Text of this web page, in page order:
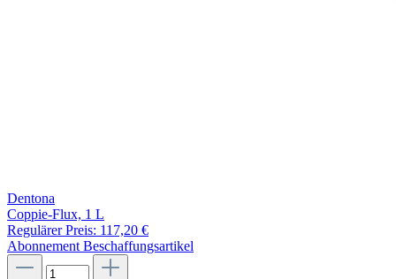
Dentona
Coppie-Flux, 1 L
Regulärer Preis: 117,20 €
Abonnement Beschaffungsartikel